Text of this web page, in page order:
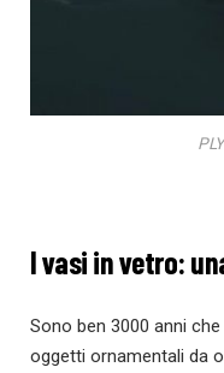
I vasi in vetro:
Sono ben 3000 anni
oggetti ornamentali da